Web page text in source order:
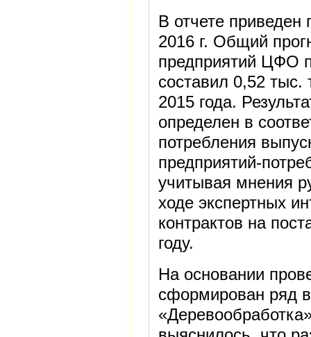
В отчете приведен
2016 г. Общий
предприятий ЦФО
составил 0,52
2015 года.
определен в
потребления
предприятий-
учитывая мнения
ходе экспертных
контрактов на
году.
На основании
сформирован ряд